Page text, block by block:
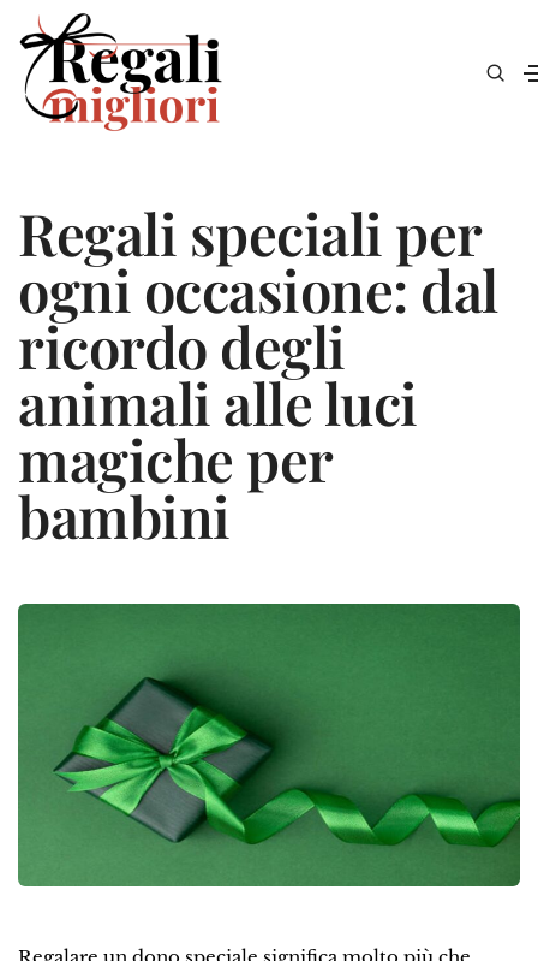
Regali speciali per
ogni occasione: dal
ricordo degli
animali alle luci
magiche per
bambini
Regalare un dono speciale significa molto più che